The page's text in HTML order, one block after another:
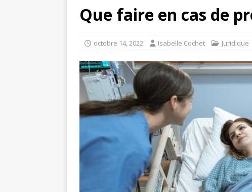
Que faire en cas de
octobre 14, 2022 Isabelle Cochet Juridique